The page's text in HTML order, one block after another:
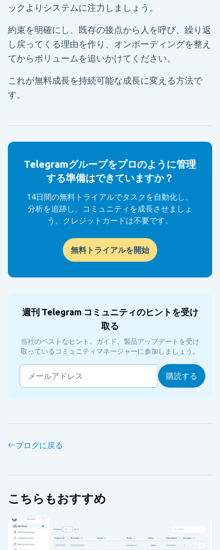
ックよりシステムに注力しましょう。
約束を明確にし、既存の接点から人を呼び、繰り返
し戻ってくる理由を作り、オンボーディングを整え
てからボリュームを追いかけてください。
これが無料成長を持続可能な成長に変える方法で
す。
Telegramグループをプロのように管理
する準備はできていますか？
14日間の無料トライアルでタスクを自動化し、
分析を追跡し、コミュニティを成長させましょ
う。クレジットカードは不要です。
無料トライアルを開始
週刊 Telegram コミュニティのヒントを受け
取る
当社のベストなヒント、ガイド、製品アップデートを受け
取っているコミュニティマネージャーに参加しましょう。
ブログに戻る
こちらもおすすめ